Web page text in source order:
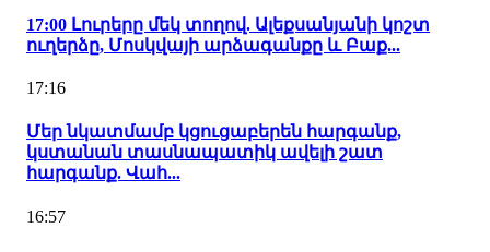
17:00 Լուրերը մեկ տողով. Ալեքսանյանի կոշտ
ուղերձը, Մոսկվայի արձագանքը և Բաք...
17:16
Մեր նկատմամբ կցուցաբերեն հարգանք,
կստանան տասնապատիկ ավելի շատ
հարգանք. Վահ...
16:57